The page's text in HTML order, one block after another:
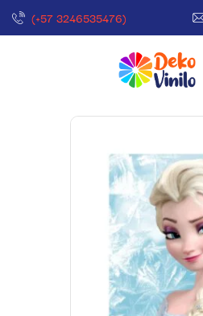
(+57 3246535476)